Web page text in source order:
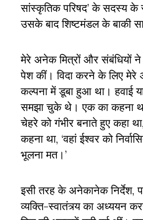
सांस्कृतिक परिषद’ के सदस्य के
उसके बाद शिष्टमंडल के बाकी
मेरे अनेक मित्रों और संबंधियों
पेश कीं। विदा करने के लिए मेरे
कल्पना में डूबा हुआ था। हवाई
समझा चुके थे। एक का कहना
चेहरे को गंभीर बनाते हुए कहा था,
कहना था, ‘वहां ईश्वर को
भूलना मत।’
इसी तरह के अनेकानेक निर्देश,
व्यक्ति-स्वातंत्र्य का अध्ययन